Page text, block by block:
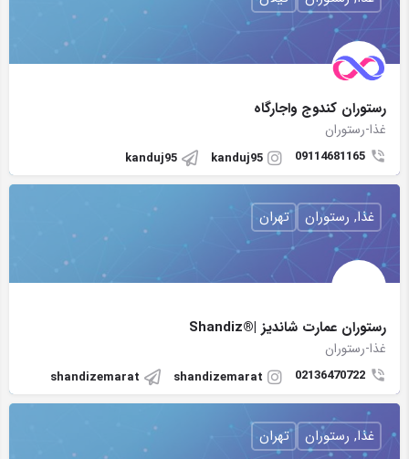
رستوران کندوج واجارگاه
غذا-رستوران
09114681165
kanduj95
kanduj95
رستوران عمارت شانديز |®Shandiz
غذا-رستوران
02136470722
shandizemarat
shandizemarat
غذا, رستوران تهران
غذا, رستوران تهران